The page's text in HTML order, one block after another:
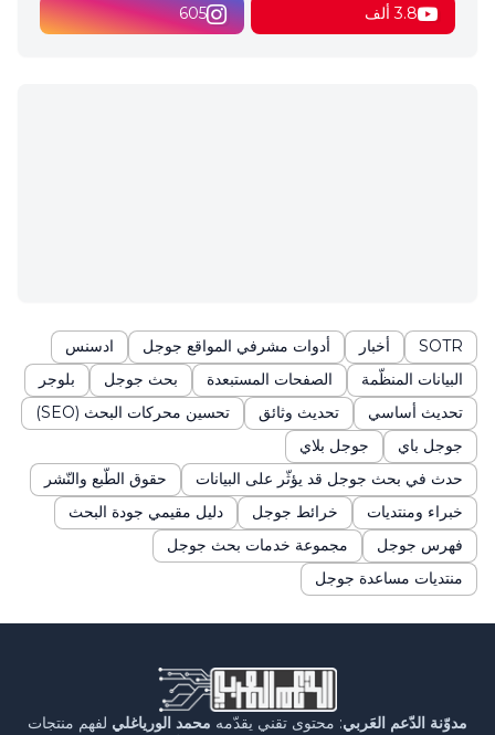
3.8 ألف 605
SOTR أخبار أدوات مشرفي المواقع جوجل
ادسنس
البيانات المنظّمة
الصفحات المستبعدة بحث جوجل
بلوجر
تحديث أساسي
تحديث وثائق
تحسين محركات البحث (SEO)
جوجل باي
جوجل بلاي
حدث في بحث جوجل قد يؤثّر على البيانات
حقوق الطّبع والنّشر
خبراء ومنتديات
خرائط جوجل
دليل مقيمي جودة البحث
فهرس جوجل
مجموعة خدمات بحث جوجل
منتديات مساعدة جوجل
مدوّنة الدّعم العَربي: محتوى تقني يقدّمه محمد الورياغلي لفهم منتجات